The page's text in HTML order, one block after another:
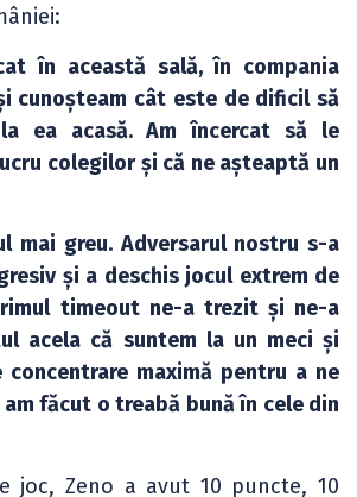
în această sală, în compania
cunoșteam cât este de dificil să
ea acasă. Am încercat să le
colegilor și că ne așteaptă un
mai greu. Adversarul nostru s-a
și a deschis jocul extrem de
timeout ne-a trezit și ne-a
acela că suntem la un meci și
concentrare maximă pentru a ne
am făcut o treabă bună în cele din
joc, Zeno a avut 10 puncte, 10